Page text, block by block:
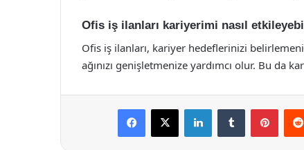
Ofis iş ilanları kariyerimi nasıl
Ofis iş ilanları, kariyer hedeflerinizi
ağınızı genişletmenize yardımcı olur. Bu da
Facebook
X LinkedInTumblr